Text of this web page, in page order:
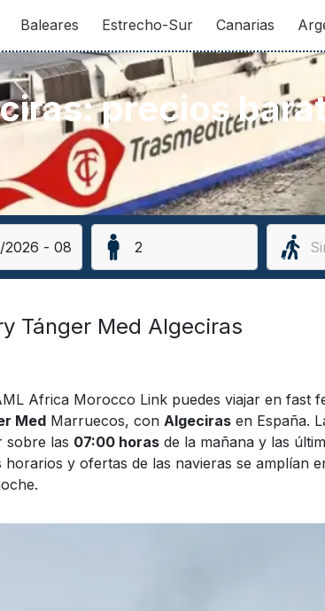
Baleares Estrecho-Sur Canarias
precios
Tánger Med Algeciras
Africa Morocco Link puedes viajar en fast
Med Marruecos, con Algeciras en España.
sobre las 07:00 horas de la mañana y las
y ofertas de las navieras se amplían